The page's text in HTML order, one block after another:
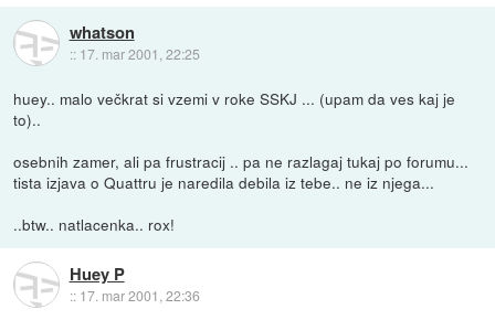
whatson
:: 17. mar 2001, 22:25
huey.. malo večkrat si vzemi v roke SSKJ ... (upam da ves kaj je
to)..
osebnih zamer, ali pa frustracij .. pa ne razlagaj tukaj po forumu...
tista izjava o Quattru je naredila debila iz tebe.. ne iz njega...
..btw.. natlacenka.. rox!
Huey P
:: 17. mar 2001, 22:36